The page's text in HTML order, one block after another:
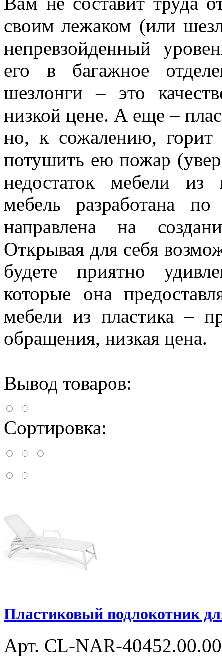
своим лежаком (или
непревзойденный
его в багажное
шезлонги – это
низкой цене. А еще –
но, к сожалению, горит
потушить ею пожар
недостаток мебели из
мебель разработана
направлена на
Открывая для себя
будете приятно
которые она
мебели из пластика –
обращения, низкая цена.
Вывод товаров:
Сортировка:
Пластиковый подлокотник
Арт. CL-NAR-